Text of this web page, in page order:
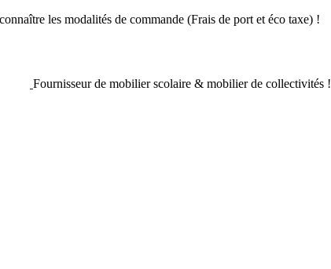
les modalités de commande (Frais de port et éco taxe) !
Fournisseur de mobilier scolaire & mobilier de collectivités !